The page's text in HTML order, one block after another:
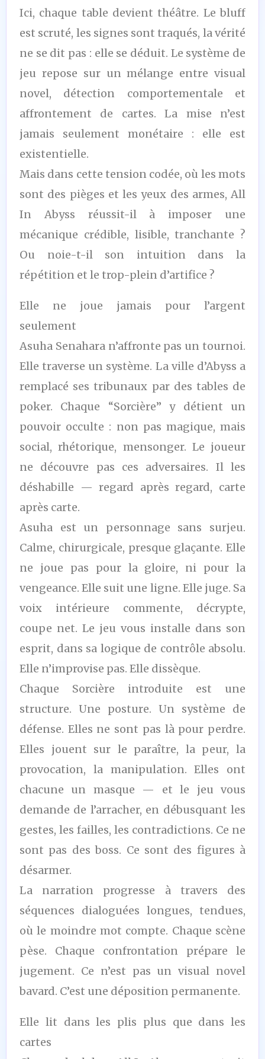
Ici, chaque table devient théâtre. Le bluff
est scruté, les signes sont traqués, la vérité
ne se dit pas : elle se déduit. Le système de
jeu repose sur un mélange entre visual
novel, détection comportementale et
affrontement de cartes. La mise n’est
jamais seulement monétaire : elle est
existentielle.
Mais dans cette tension codée, où les mots
sont des pièges et les yeux des armes, All
In Abyss réussit-il à imposer une
mécanique crédible, lisible, tranchante ?
Ou noie-t-il son intuition dans la
répétition et le trop-plein d’artifice ?
Elle ne joue jamais pour l’argent
seulement
Asuha Senahara n’affronte pas un tournoi.
Elle traverse un système. La ville d’Abyss a
remplacé ses tribunaux par des tables de
poker. Chaque “Sorcière” y détient un
pouvoir occulte : non pas magique, mais
social, rhétorique, mensonger. Le joueur
ne découvre pas ces adversaires. Il les
déshabille — regard après regard, carte
après carte.
Asuha est un personnage sans surjeu.
Calme, chirurgicale, presque glaçante. Elle
ne joue pas pour la gloire, ni pour la
vengeance. Elle suit une ligne. Elle juge. Sa
voix intérieure commente, décrypte,
coupe net. Le jeu vous installe dans son
esprit, dans sa logique de contrôle absolu.
Elle n’improvise pas. Elle dissèque.
Chaque Sorcière introduite est une
structure. Une posture. Un système de
défense. Elles ne sont pas là pour perdre.
Elles jouent sur le paraître, la peur, la
provocation, la manipulation. Elles ont
chacune un masque — et le jeu vous
demande de l’arracher, en débusquant les
gestes, les failles, les contradictions. Ce ne
sont pas des boss. Ce sont des figures à
désarmer.
La narration progresse à travers des
séquences dialoguées longues, tendues,
où le moindre mot compte. Chaque scène
pèse. Chaque confrontation prépare le
jugement. Ce n’est pas un visual novel
bavard. C’est une déposition permanente.
Elle lit dans les plis plus que dans les
cartes